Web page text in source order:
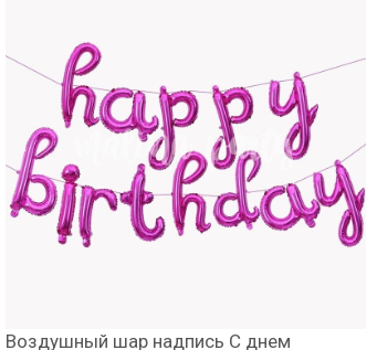
Воздушный шар надпись С днем